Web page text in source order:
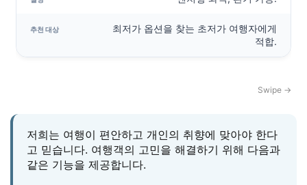
최저가 옵션을 찾는 초저가 여행자에게
적합.
저희는 여행이 편안하고 개인의 취향에 맞아야 한다
고 믿습니다. 여행객의 고민을 해결하기 위해 다음과
같은 기능을 제공합니다.